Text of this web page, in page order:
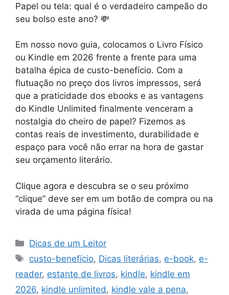
Papel ou tela: qual é o verdadeiro campeão do
seu bolso este ano? 💸
Em nosso novo guia, colocamos o Livro Físico
ou Kindle em 2026 frente a frente para uma
batalha épica de custo-benefício. Com a
flutuação no preço dos livros impressos, será
que a praticidade dos ebooks e as vantagens
do Kindle Unlimited finalmente venceram a
nostalgia do cheiro de papel? Fizemos as
contas reais de investimento, durabilidade e
espaço para você não errar na hora de gastar
seu orçamento literário.
Clique agora e descubra se o seu próximo
“clique” deve ser em um botão de compra ou na
virada de uma página física!
Categorias
Dicas de um Leitor
Tags
custo-benefício, Dicas literárias, e-book, e-
reader, estante de livros, kindle, kindle em
2026, kindle unlimited , kindle vale a pena,